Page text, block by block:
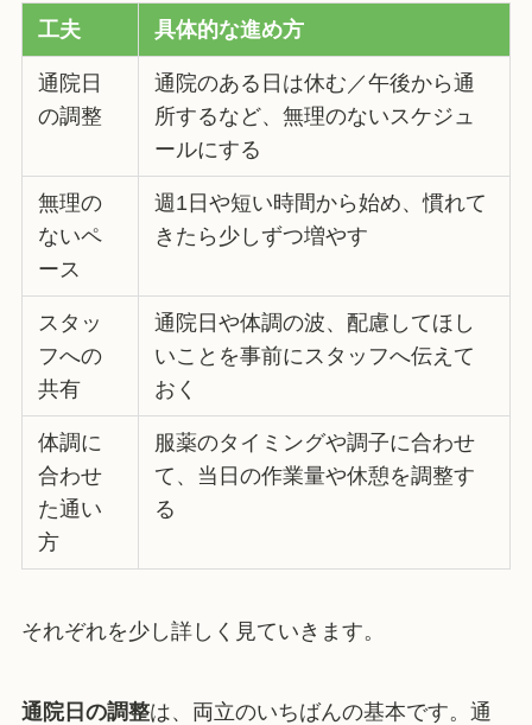
工夫 具体的な進め方
通院日
の調整
通院のある日は休む／午後から通
所するなど、無理のないスケジュ
ールにする
無理の
ないペ
ース
週1日や短い時間から始め、慣れて
きたら少しずつ増やす
スタッ
フへの
共有
通院日や体調の波、配慮してほし
いことを事前にスタッフへ伝えて
おく
体調に
合わせ
た通い
方
服薬のタイミングや調子に合わせ
て、当日の作業量や休憩を調整す
る
それぞれを少し詳しく見ていきます。
通院日の調整は、両立のいちばんの基本です。通